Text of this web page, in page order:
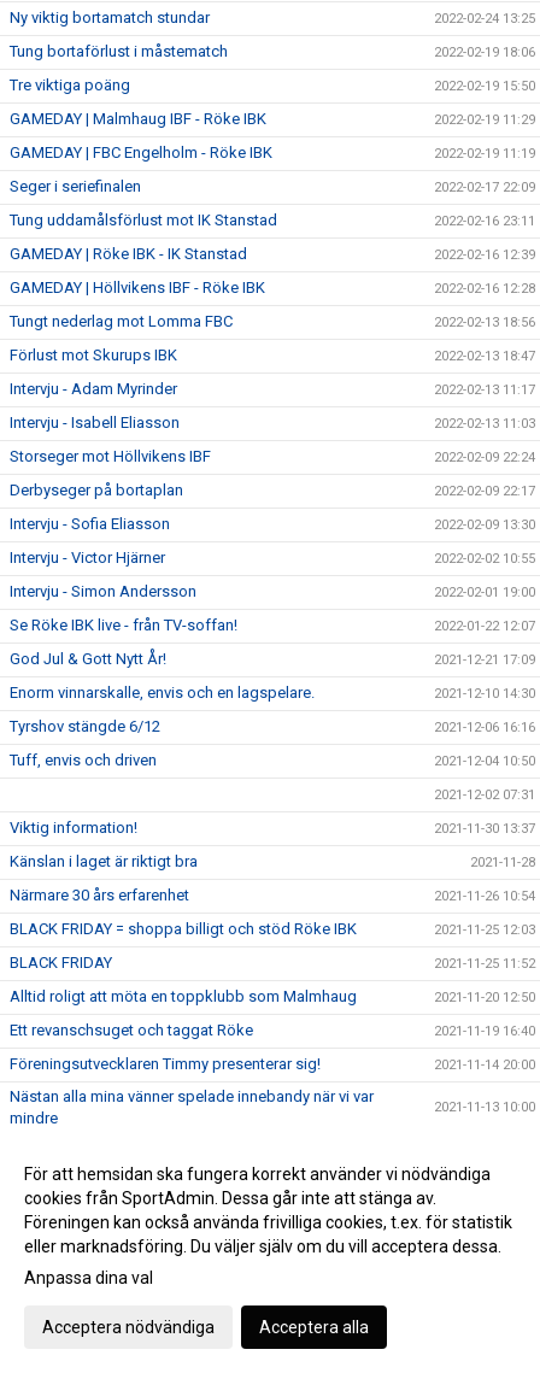
Ny viktig bortamatch stundar 2022-02-24 13:25
Tung bortaförlust i måstematch 2022-02-19 18:06
Tre viktiga poäng 2022-02-19 15:50
GAMEDAY | Malmhaug IBF - Röke IBK 2022-02-19 11:29
GAMEDAY | FBC Engelholm - Röke IBK 2022-02-19 11:19
Seger i seriefinalen 2022-02-17 22:09
Tung uddamålsförlust mot IK Stanstad 2022-02-16 23:11
GAMEDAY | Röke IBK - IK Stanstad 2022-02-16 12:39
GAMEDAY | Höllvikens IBF - Röke IBK 2022-02-16 12:28
Tungt nederlag mot Lomma FBC 2022-02-13 18:56
Förlust mot Skurups IBK 2022-02-13 18:47
Intervju - Adam Myrinder 2022-02-13 11:17
Intervju - Isabell Eliasson 2022-02-13 11:03
Storseger mot Höllvikens IBF 2022-02-09 22:24
Derbyseger på bortaplan 2022-02-09 22:17
Intervju - Sofia Eliasson 2022-02-09 13:30
Intervju - Victor Hjärner 2022-02-02 10:55
Intervju - Simon Andersson 2022-02-01 19:00
Se Röke IBK live - från TV-soffan! 2022-01-22 12:07
God Jul & Gott Nytt År! 2021-12-21 17:09
Enorm vinnarskalle, envis och en lagspelare. 2021-12-10 14:30
Tyrshov stängde 6/12 2021-12-06 16:16
Tuff, envis och driven 2021-12-04 10:50
2021-12-02 07:31
Viktig information! 2021-11-30 13:37
Känslan i laget är riktigt bra 2021-11-28
Närmare 30 års erfarenhet 2021-11-26 10:54
BLACK FRIDAY = shoppa billigt och stöd Röke IBK 2021-11-25 12:03
BLACK FRIDAY 2021-11-25 11:52
Alltid roligt att möta en toppklubb som Malmhaug 2021-11-20 12:50
Ett revanschsuget och taggat Röke 2021-11-19 16:40
Föreningsutvecklaren Timmy presenterar sig! 2021-11-14 20:00
Nästan alla mina vänner spelade innebandy när vi var
mindre
2021-11-13 10:00
Tuff, passningsspelare, spelförståelse 2021-10-27 11:20
Jobbig, löpstark och humörspelare 2021-10-26
Alla verkar taggade för uppgiften! 2021-10-19 12:00
Bytte från målvakt till ledare
Äntligen!
För att hemsidan ska fungera korrekt använder vi nödvändiga
cookies från SportAdmin. Dessa går inte att stänga av.
Föreningen kan också använda frivilliga cookies, t.ex. för statistik
eller marknadsföring. Du väljer själv om du vill acceptera dessa.
Anpassa dina val
Acceptera nödvändiga Acceptera alla